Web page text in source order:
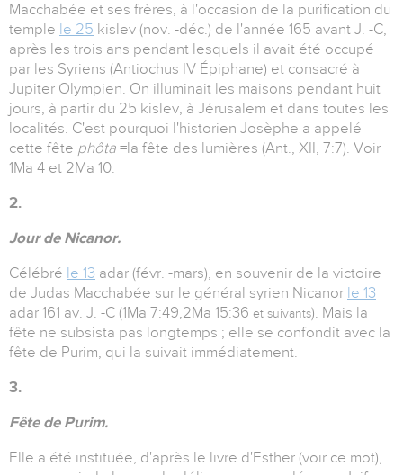
Macchabée et ses frères, à l'occasion de la purification du
temple le 25 kislev (nov. -déc.) de l'année 165 avant J. -C,
après les trois ans pendant lesquels il avait été occupé
par les Syriens (Antiochus IV Épiphane) et consacré à
Jupiter Olympien. On illuminait les maisons pendant huit
jours, à partir du 25 kislev, à Jérusalem et dans toutes les
localités. C'est pourquoi l'historien Josèphe a appelé
cette fête phôta =la fête des lumières (Ant., XII, 7:7). Voir
1Ma 4 et 2Ma 10.
2.
Jour de Nicanor.
Célébré le 13 adar (févr. -mars), en souvenir de la victoire
de Judas Macchabée sur le général syrien Nicanor le 13
adar 161 av. J. -C (1Ma 7:49,2Ma 15:36 et suivants). Mais la
fête ne subsista pas longtemps ; elle se confondit avec la
fête de Purim, qui la suivait immédiatement.
3.
Fête de Purim.
Elle a été instituée, d'après le livre d'Esther (voir ce mot),